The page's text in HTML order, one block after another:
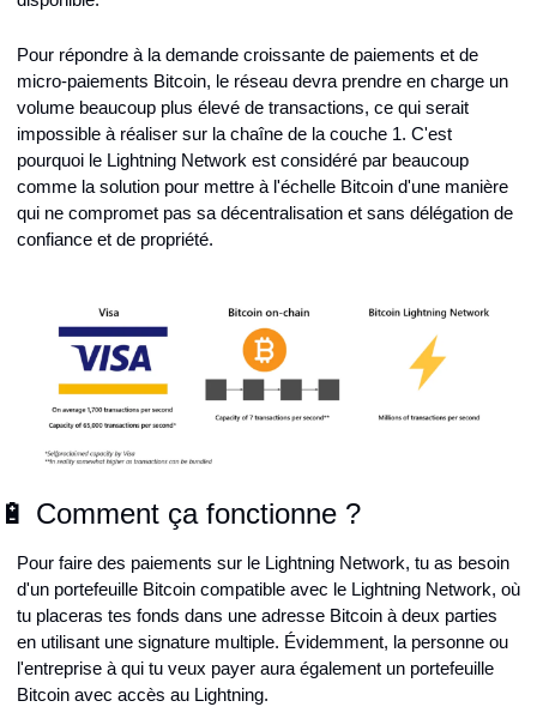
Pour répondre à la demande croissante de paiements et de
micro-paiements Bitcoin, le réseau devra prendre en charge un
volume beaucoup plus élevé de transactions, ce qui serait
impossible à réaliser sur la chaîne de la couche 1. C'est
pourquoi le Lightning Network est considéré par beaucoup
comme la solution pour mettre à l'échelle Bitcoin d'une manière
qui ne compromet pas sa décentralisation et sans délégation de
confiance et de propriété.
🔋 Comment ça fonctionne ?
Pour faire des paiements sur le Lightning Network, tu as besoin
d'un portefeuille Bitcoin compatible avec le Lightning Network, où
tu placeras tes fonds dans une adresse Bitcoin à deux parties
en utilisant une signature multiple. Évidemment, la personne ou
l'entreprise à qui tu veux payer aura également un portefeuille
Bitcoin avec accès au Lightning.